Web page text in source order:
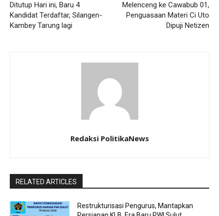
Ditutup Hari ini, Baru 4
Kandidat Terdaftar, Silangen-
Kambey Tarung lagi
Melenceng ke Cawabub 01,
Penguasaan Materi Ci Uto
Dipuji Netizen
Redaksi PolitikaNews
RELATED ARTICLES
Restrukturisasi Pengurus, Mantapkan